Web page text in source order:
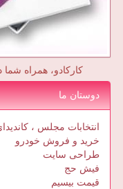
کارکادو، همراه شما
دوستان ما
انتخابات مجلس ،
خرید و فروش خودرو
طراحی سایت
فیش حج
قیمت بیسیم